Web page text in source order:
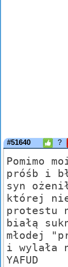
#51640 ?
Pomimo
próśb i
syn
której nie
protestu
białą
młodej
i wylała
YAFUD